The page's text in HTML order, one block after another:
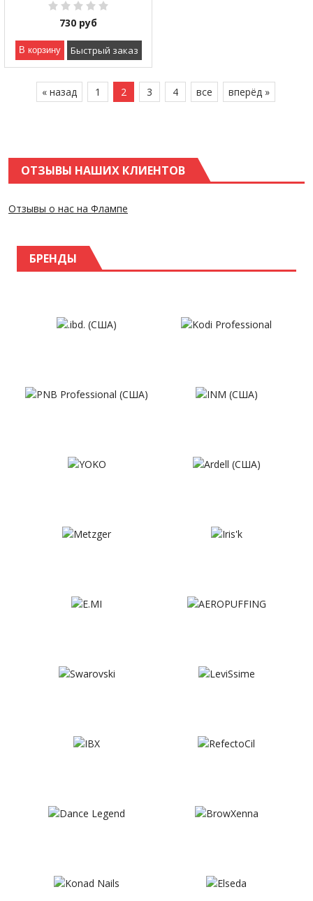
730 руб
В корзину Быстрый заказ
« назад 1 2 3 4 все вперёд »
ОТЗЫВЫ НАШИХ КЛИЕНТОВ
Отзывы о нас на Флампе
БРЕНДЫ